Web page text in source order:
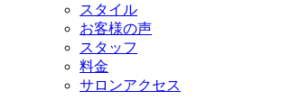
スタイル
お客様の声
スタッフ
料金
サロンアクセス